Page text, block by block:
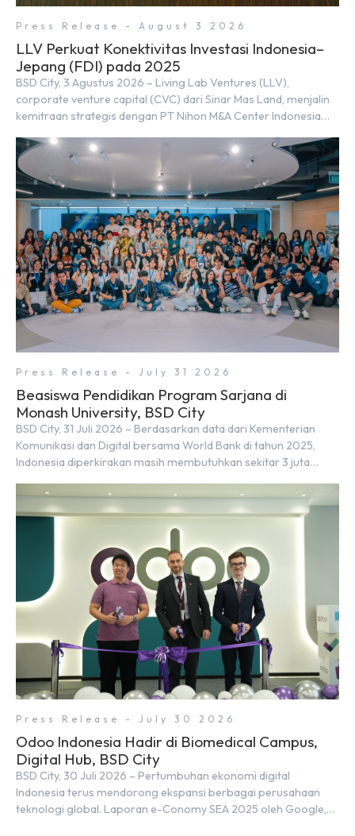
Press Release - August 3 2026
LLV Perkuat Konektivitas Investasi Indonesia–
Jepang (FDI) pada 2025
BSD City, 3 Agustus 2026 – Living Lab Ventures (LLV),
corporate venture capital (CVC) dari Sinar Mas Land, menjalin
kemitraan strategis dengan PT Nihon M&A Center Indonesia
tersebut ditandai dengan penandatanganan Memorandum of
Understanding (MoU) oleh Bayu Seto (Partner at Living Lab
Ventures) dan Kosuke Kawata […]
Press Release - July 31 2026
Beasiswa Pendidikan Program Sarjana di
Monash University, BSD City
BSD City, 31 Juli 2026 – Berdasarkan data dari Kementerian
Komunikasi dan Digital bersama World Bank di tahun 2025,
Indonesia diperkirakan masih membutuhkan sekitar 3 juta
tenaga digital baru setiap tahunnya untuk mendukung
percepatan transformasi digital di berbagai sektor strategis.
Kebutuhan tersebut menjadikan pengembangan sumber daya
Press Release - July 30 2026
Odoo Indonesia Hadir di Biomedical Campus,
Digital Hub, BSD City
BSD City, 30 Juli 2026 – Pertumbuhan ekonomi digital
Indonesia terus mendorong ekspansi berbagai perusahaan
teknologi global. Laporan e-Conomy SEA 2025 oleh Google,